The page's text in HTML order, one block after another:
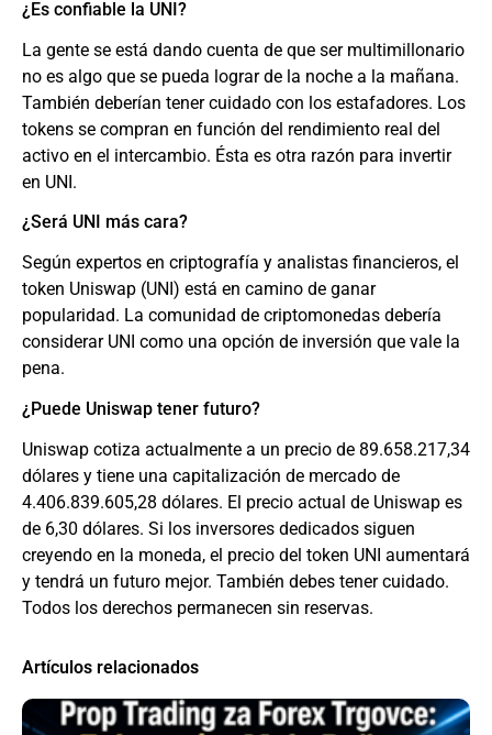
¿Es confiable la UNI?
La gente se está dando cuenta de que ser multimillonario
no es algo que se pueda lograr de la noche a la mañana.
También deberían tener cuidado con los estafadores. Los
tokens se compran en función del rendimiento real del
activo en el intercambio. Ésta es otra razón para invertir
en UNI.
¿Será UNI más cara?
Según expertos en criptografía y analistas financieros, el
token Uniswap (UNI) está en camino de ganar
popularidad. La comunidad de criptomonedas debería
considerar UNI como una opción de inversión que vale la
pena.
¿Puede Uniswap tener futuro?
Uniswap cotiza actualmente a un precio de 89.658.217,34
dólares y tiene una capitalización de mercado de
4.406.839.605,28 dólares. El precio actual de Uniswap es
de 6,30 dólares. Si los inversores dedicados siguen
creyendo en la moneda, el precio del token UNI aumentará
y tendrá un futuro mejor. También debes tener cuidado.
Todos los derechos permanecen sin reservas.
Artículos relacionados